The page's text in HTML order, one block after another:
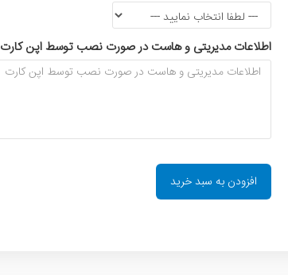
اطلاعات مدیریتی و هاست در صورت نصب توسط اپن کارت
افزودن به سبد خرید